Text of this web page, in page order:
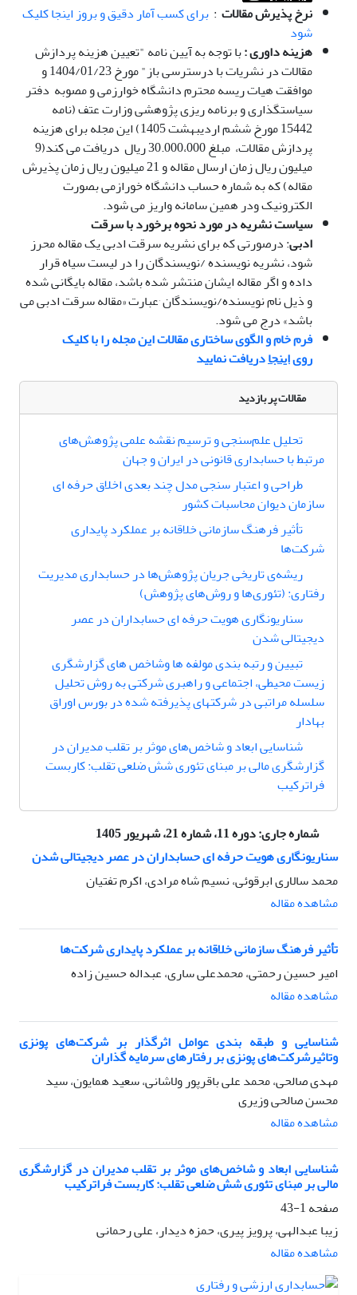
نرخ پذیرش مقالات : برای کسب آمار دقیق و بروز اینجا کلیک
شود
هزینه داوری :با توجه به آیین نامه "تعیین هزینه پردازش
مقالات در نشریات با درسترسی باز" مورخ 1404/01/23 و
موافقت هیات ریسه محترم دانشگاه خوارزمی و مصوبه دفتر
سیاستگذاری و برنامه ریزی پژوهشی وزارت عتف (نامه
15442 مورخ ششم اردیبهشت 1405) این مجله برای هزینه
پردازش مقالات، مبلغ 30.000،000 ریال دریافت می کند(9
میلیون ریال زمان ارسال مقاله و 21 میلیون ریال زمان پذیرش
مقاله) که به شماره حساب دانشگاه خورازمی بصورت
الکترونیک ودر همین سامانه واریز می شود.
سیاست نشریه در مورد نحوه برخورد با سرقت
ادبی: درصورتی که برای نشریه سرقت ادبی یک مقاله محرز
شود، نشریه نویسنده /نویسندگان را در لیست سیاه قرار
داده و اگر مقاله ایشان منتشر شده باشد، مقاله بایگانی شده
و ذیل نام نویسنده/نویسندگان ٬عبارت «مقاله سرقت ادبی می
باشد» درج می شود.
فرم خام و الگوی ساختاری مقالات این مجله را با کلیک
رویاینجادریافت نمایید
مقالات پر بازدید
تحلیل علم‌سنجی و ترسیم نقشه علمی پژوهش‌های
مرتبط با حسابداری قانونی در ایران و جهان
طراحی و اعتبار سنجی مدل چند بعدی اخلاق حرفه ای
سازمان دیوان محاسبات کشور
تأثیر فرهنگ سازمانی خلاقانه بر عملکرد پایداری
شرکت‌ها
ریشه‌‌ی تاریخی جریان پژوهش‌ها در حسابداری مدیریت
رفتاری: (تئوری‌ها و روش‌های پژوهش)
سناریونگاری هویت حرفه ای حسابداران در عصر
دیجیتالی شدن
تبیین و رتبه بندی مولفه ها وشاخص های گزارشگری
زیست محیطی، اجتماعی و راهبری شرکتی به روش تحلیل
سلسله مراتبی در شرکتهای پذیرفته شده در بورس اوراق
بهادار
شناسایی ابعاد و شاخص‌های موثر بر تقلب مدیران در
گزارشگری مالی بر مبنای تئوری شش ضلعی تقلب: کاربست
فراترکیب
شماره جاری:دوره 11، شماره 21، شهریور 1405
سناریونگاری هویت حرفه ای حسابداران در عصر دیجیتالی شدن
محمد سالاری ابرقوئی، نسیم شاه مرادی، اکرم تفتیان
مشاهده مقاله
تأثیر فرهنگ سازمانی خلاقانه بر عملکرد پایداری شرکت‌ها
امیر حسین رحمتی، محمدعلی ساری، عبداله حسین زاده
مشاهده مقاله
شناسایی و طبقه بندی عوامل اثر‌گذار بر شرکت‌های پونزی
وتاثیرشرکت‌های پونزی بر رفتارهای سرمایه گذاران
مهدی صالحی، محمد علی باقرپور ولاشانی، سعید همایون، سید
محسن صالحی وزیری
مشاهده مقاله
شناسایی ابعاد و شاخص‌های موثر بر تقلب مدیران در گزارشگری
مالی بر مبنای تئوری شش ضلعی تقلب: کاربست فراترکیب
صفحه1-43
زیبا عبدالهی، پرویز پیری، حمزه دیدار، علی رحمانی
مشاهده مقاله